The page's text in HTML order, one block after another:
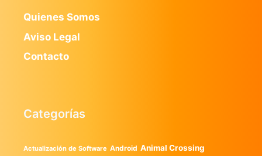
Quienes Somos
Aviso Legal
Contacto
Categorías
Actualización de Software Android Animal Crossing